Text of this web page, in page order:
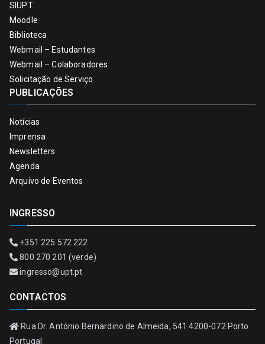
SIUPT
Moodle
Biblioteca
Webmail – Estudantes
Webmail – Colaboradores
Solicitação de Serviço
PUBLICAÇÕES
Notícias
Imprensa
Newsletters
Agenda
Arquivo de Eventos
INGRESSO
+351 225 572 222
800 270 201 (verde)
ingresso@upt.pt
CONTACTOS
Rua Dr. António Bernardino de Almeida, 541 4200-072 Porto
Portugal